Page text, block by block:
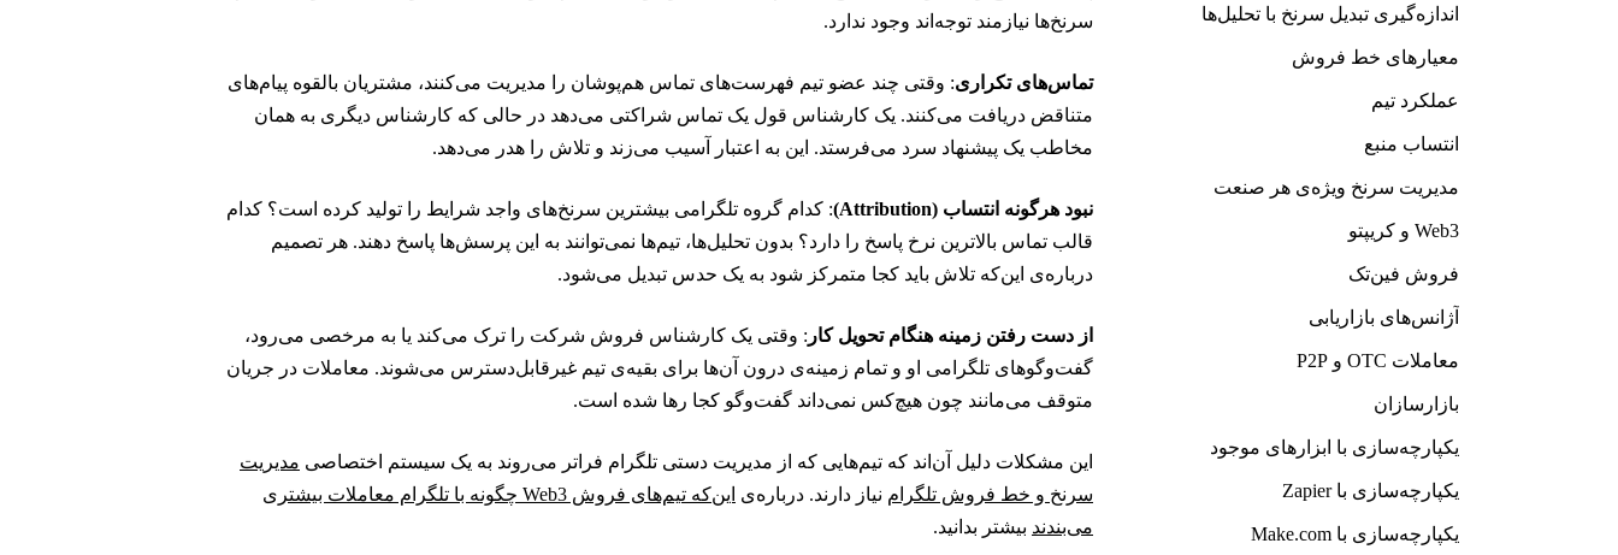
اندازه‌گیری تبدیل سرنخ با تحلیل‌ها
معیارهای خط فروش
عملکرد تیم
انتساب منبع
مدیریت سرنخ ویژه‌ی هر صنعت
Web3 و کریپتو
فروش فین‌تک
آژانس‌های بازاریابی
معاملات OTC و P2P
بازارسازان
یکپارچه‌سازی با ابزارهای موجود
یکپارچه‌سازی با Zapier
یکپارچه‌سازی با Make.com
سرنخ‌ها نیازمند توجه‌اند وجود ندارد.
تماس‌های تکراری: وقتی چند عضو تیم فهرست‌های تماس هم‌پوشان را مدیریت می‌کنند، مشتریان بالقوه پیام‌های
متناقض دریافت می‌کنند. یک کارشناس قول یک تماس شراکتی می‌دهد در حالی که کارشناس دیگری به همان
مخاطب یک پیشنهاد سرد می‌فرستد. این به اعتبار آسیب می‌زند و تلاش را هدر می‌دهد.
نبود هرگونه انتساب (Attribution)
: کدام گروه تلگرامی بیشترین سرنخ‌های واجد شرایط را تولید کرده است؟ کدام
قالب تماس بالاترین نرخ پاسخ را دارد؟ بدون تحلیل‌ها، تیم‌ها نمی‌توانند به این پرسش‌ها پاسخ دهند. هر تصمیم
درباره‌ی این‌که تلاش باید کجا متمرکز شود به یک حدس تبدیل می‌شود.
از دست رفتن زمینه هنگام تحویل کار : وقتی یک کارشناس فروش شرکت را ترک می‌کند یا به مرخصی می‌رود،
گفت‌وگوهای تلگرامی او و تمام زمینه‌ی درون آن‌ها برای بقیه‌ی تیم غیرقابل‌دسترس می‌شوند. معاملات در جریان
متوقف می‌مانند چون هیچ‌کس نمی‌داند گفت‌وگو کجا رها شده است.
این مشکلات دلیل آن‌اند که تیم‌هایی که از مدیریت دستی تلگرام فراتر می‌روند به یک سیستم اختصاصی مدیریت
سرنخ و خط فروش تلگرام نیاز دارند. درباره‌ی
این‌که تیم‌های فروش Web3 چگونه با تلگرام معاملات بیشتری
می‌بندند بیشتر بدانید.